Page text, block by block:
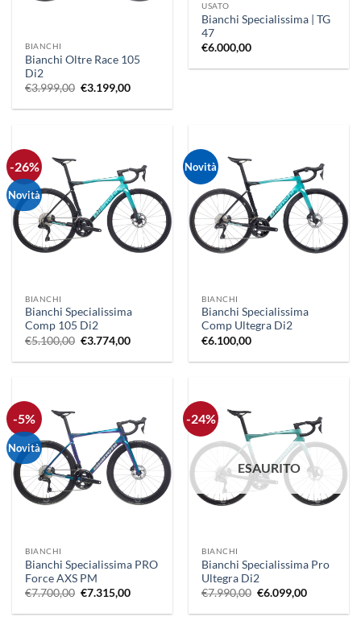
BIANCHI
Bianchi Oltre Race 105
Di2
€3.999,00 Il
originale
€3.199,00Il
attuale
USATO
Bianchi Specialissima | TG
47
€6.000,00
-26%
Novità
BIANCHI
Bianchi Specialissima
Comp 105 Di2
€5.100,00 Il
originale
€3.774,00Il
attuale
Novità
BIANCHI
Bianchi Specialissima
Comp Ultegra Di2
€6.100,00
-5%
Novità
BIANCHI
Bianchi Specialissima PRO
Force AXS PM
€7.700,00 Il
originale
€7.315,00Il
attuale
-24%
ESAURITO
BIANCHI
Bianchi Specialissima Pro
Ultegra Di2
€7.990,00 Il
originale
€6.099,00Il
attuale